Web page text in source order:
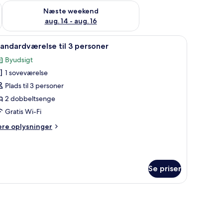
aug. 7 - aug. 9
Næste weekend
aug. 14 - aug. 16
Tjek tilgængelighed for næste weekend aug. 14 - aug. 16
en stol og et stort vindue med gardiner.Et hotelværelse med to senge, et
20 til 3 personer
Byudsigt
1 soveværelse
Plads til 3 personer
2 dobbeltsenge
Gratis Wi-Fi
oplysninger
Se priser